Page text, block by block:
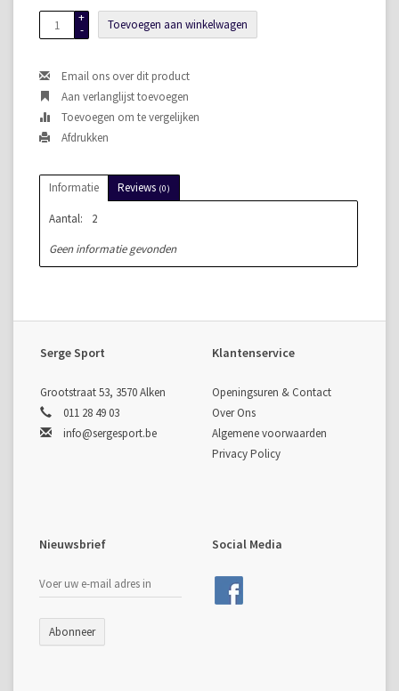
+
-
Toevoegen aan winkelwagen
Email ons over dit product
Aan verlanglijst toevoegen
Toevoegen om te vergelijken
Afdrukken
Informatie Reviews (0)
Aantal:
2
Geen informatie gevonden
Serge Sport
Grootstraat 53, 3570 Alken
011 28 49 03
info@sergesport.be
Klantenservice
Openingsuren & Contact
Over Ons
Algemene voorwaarden
Privacy Policy
Nieuwsbrief
Abonneer
Social Media